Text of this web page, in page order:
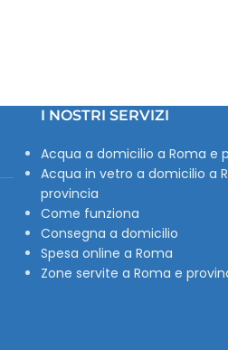
I NOSTRI SERVIZI
Acqua a domicilio a Roma e
Acqua in vetro a domicilio a
provincia
Come funziona
Consegna a domicilio
Spesa online a Roma
Zone servite a Roma e